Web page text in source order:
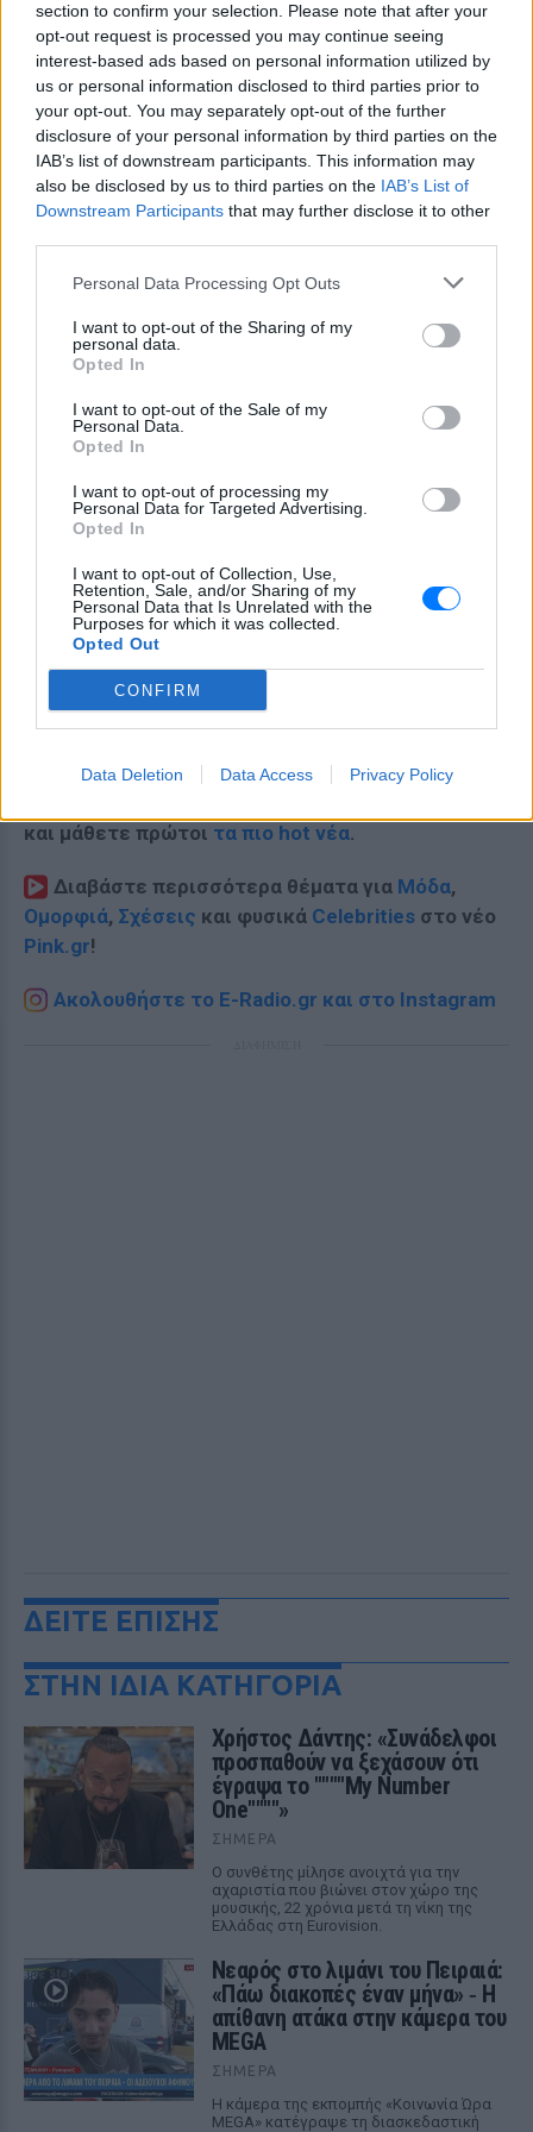
section to confirm your selection. Please note that after your
opt-out request is processed you may continue seeing
interest-based ads based on personal information utilized by
us or personal information disclosed to third parties prior to
your opt-out. You may separately opt-out of the further
disclosure of your personal information by third parties on the
IAB’s list of downstream participants. This information may
also be disclosed by us to third parties on the IAB’s List of
Downstream Participants that may further disclose it to other
Personal Data Processing Opt Outs
I want to opt-out of the Sharing of my
personal data.
Opted In
I want to opt-out of the Sale of my
Personal Data.
Opted In
I want to opt-out of processing my
Personal Data for Targeted Advertising.
Opted In
I want to opt-out of Collection, Use,
Retention, Sale, and/or Sharing of my
Personal Data that Is Unrelated with the
Purposes for which it was collected.
Opted Out
CONFIRM
Data Deletion Data Access Privacy Policy
άνθρωποι μεγαλύτερης ηλικίας».
«Κάθε γενιά έχει να πάρει κάτι και να ακουμπήσει
ένα δικό της κομμάτι, βλέποντας αυτή τη σειρά»,
κατέληξε η ηθοποιός, περιγράφοντας με τον
καλύτερο τρόπο τη δυναμική που έχει κάνει το «Το
σόι σου» μια από τις πιο αγαπημένες ελληνικές
σειρές των τελευταίων χρόνων.
και μάθετε πρώτοι τα πιο hot νέα.
Διαβάστε περισσότερα θέματα για Μόδα,
Ομορφιά, Σχέσεις και φυσικά Celebrities στο νέο
Pink.gr!
Ακολουθήστε το E-Radio.gr και στο Instagram
ΔΕΙΤΕ ΕΠΙΣΗΣ
ΣΤΗΝ ΙΔΙΑ ΚΑΤΗΓΟΡΙΑ
Χρήστος Δάντης: «Συνάδελφοι
προσπαθούν να ξεχάσουν ότι
έγραψα το """"My Number
One""""»
ΣΉΜΕΡΑ
Ο συνθέτης μίλησε ανοιχτά για την
αχαριστία που βιώνει στον χώρο της
μουσικής, 22 χρόνια μετά τη νίκη της
Ελλάδας στη Eurovision.
Νεαρός στο λιμάνι του Πειραιά:
«Πάω διακοπές έναν μήνα» ‑ Η
απίθανη ατάκα στην κάμερα του
MEGA
ΣΉΜΕΡΑ
Η κάμερα της εκπομπής «Κοινωνία Ώρα
MEGA» κατέγραψε τη διασκεδαστική